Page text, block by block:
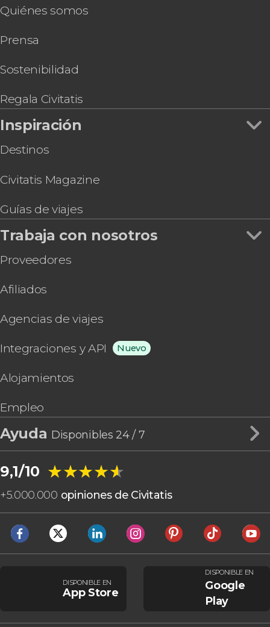
Quiénes somos
Prensa
Sostenibilidad
Regala Civitatis
Inspiración
Destinos
Civitatis Magazine
Guías de viajes
Trabaja con nosotros
Proveedores
Afiliados
Agencias de viajes
Integraciones y API Nuevo
Alojamientos
Empleo
Ayuda Disponibles 24 / 7
9,1/10 ★★★★★
★★★★★
+5.000.000 opiniones de Civitatis
DISPONIBLE EN
App Store
DISPONIBLE EN
Google
Play